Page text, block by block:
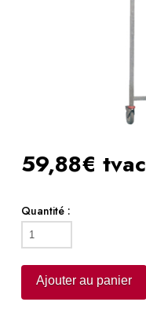
59,88€ tvac
Quantité :
quantité
de
Echelle
Ajouter au panier